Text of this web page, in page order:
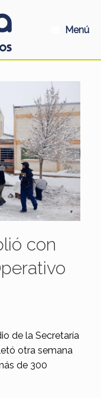
Menú
con
de la Secretaría
otra semana
de 300